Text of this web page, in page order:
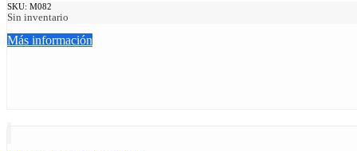
SKU: M082
Sin inventario
Más información